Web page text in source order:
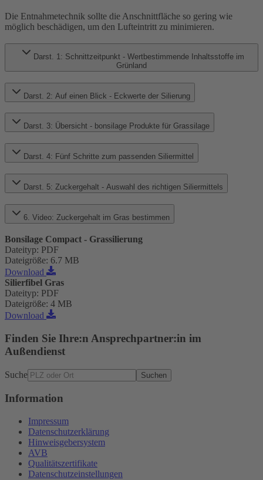
Die Entnahmetechnik sollte die Anschnittfläche so gering wie
möglich beschädigen, um den Lufteintritt zu minimieren.
Darst. 1: Schnittzeitpunkt - Wertbestimmende Inhaltsstoffe im
Grünland
Darst. 2: Auf einen Blick - Eckwerte der Silierung
Darst. 3: Übersicht - bonsilage Produkte für Grassilage
Darst. 4: Fünf Schritte zum passenden Siliermittel
Darst. 5: Zuckergehalt - Auswahl des richtigen Siliermittels
6. Video: Zuckergehalt im Gras bestimmen
Bonsilage Compact - Grassilierung
Dateityp: PDF
Dateigröße: 6.7 MB
Download
Silierfibel Gras
Dateityp: PDF
Dateigröße: 4 MB
Download
Finden Sie Ihre:n Ansprechpartner:in im
Außendienst
Suche Suchen
Information
Impressum
Datenschutzerklärung
Hinweisgebersystem
AVB
Qualitätszertifikate
Datenschutzeinstellungen